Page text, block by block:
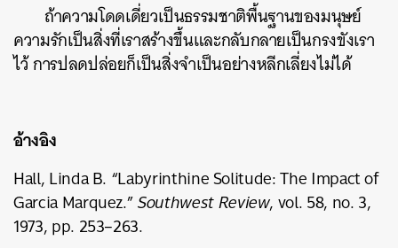
ถ้าความโดดเดี่ยวเป็นธรรมชาติพื้นฐานของมนุษย์
ความรักเป็นสิ่งที่เราสร้างขึ้นและกลับกลายเป็นกรงขังเรา
ไว้ การปลดปล่อยก็เป็นสิ่งจำเป็นอย่างหลีกเลี่ยงไม่ได้
อ้างอิง
Hall, Linda B. “Labyrinthine Solitude: The Impact of
Garcia Marquez.”Southwest Review, vol. 58, no. 3,
1973, pp. 253–263.